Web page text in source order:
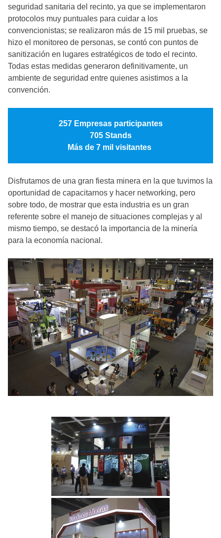
seguridad sanitaria del recinto, ya que se implementaron
protocolos muy puntuales para cuidar a los
convencionistas; se realizaron más de 15 mil pruebas, se
hizo el monitoreo de personas, se contó con puntos de
sanitización en lugares estratégicos de todo el recinto.
Todas estas medidas generaron definitivamente, un
ambiente de seguridad entre quienes asistimos a la
convención.
257 Empresas participantes
705 Stands
Más de 7 mil visitantes
Disfrutamos de una gran fiesta minera en la que tuvimos la
oportunidad de capacitarnos y hacer networking, pero
sobre todo, de mostrar que esta industria es un gran
referente sobre el manejo de situaciones complejas y al
mismo tiempo, se destacó la importancia de la minería
para la economía nacional.